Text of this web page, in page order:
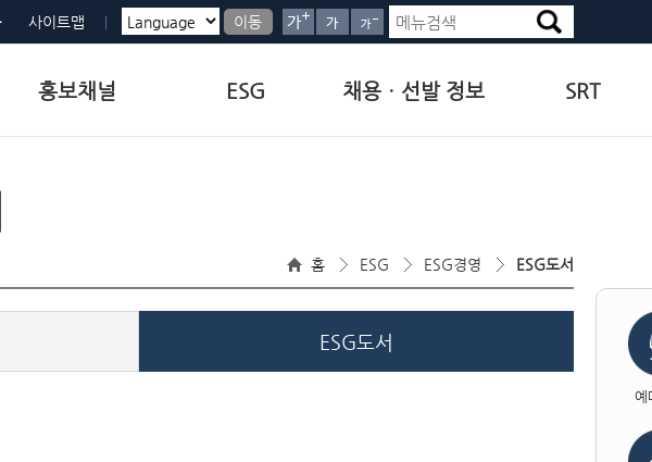
사이트맵 이동
홍보채널 ESG 채용ㆍ선발 정보 SRT
홈 ESG ESG경영 ESG도서
ESG도서
예